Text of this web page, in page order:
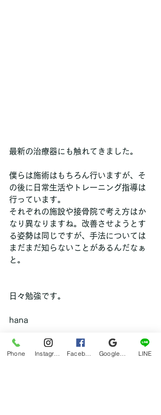
最新の治療器にも触れてきました。
僕らは施術はもちろん行いますが、そ
の後に日常生活やトレーニング指導は
行っています。
それぞれの施設や接骨院で考え方はか
なり異なりますね。改善させようとす
る姿勢は同じですが、手法については
まだまだ知らないことがあるんだなぁ
と。
日々勉強です。
hana
Phone LINE